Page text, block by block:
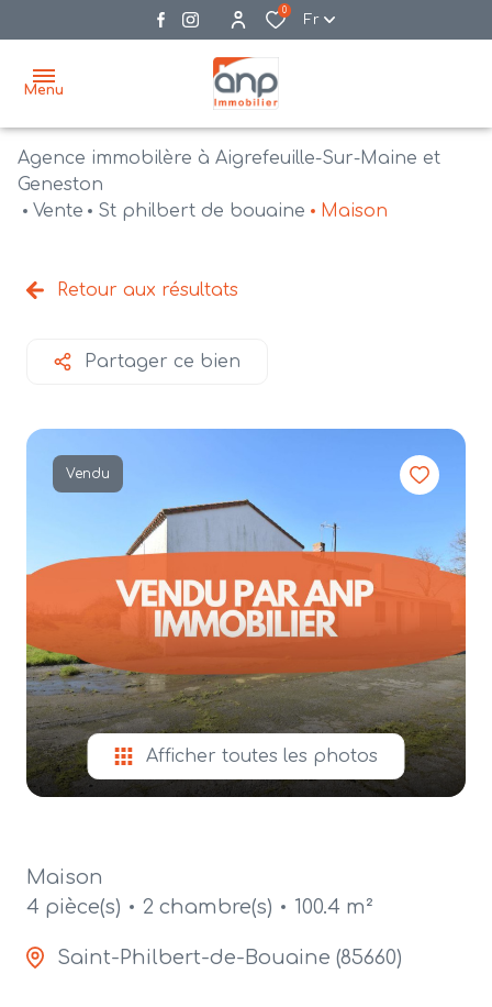
0
Fr
Menu
accueil
vente
agences
estimation
mail
Agence immobilère à Aigrefeuille-Sur-Maine et
Geneston
Vente
St philbert de bouaine Maison
Retour aux résultats
Partager ce bien
Vendu
Afficher toutes les photos
Maison
4 pièce(s)
2 chambre(s) 100.4 m²
Saint-Philbert-de-Bouaine (85660)